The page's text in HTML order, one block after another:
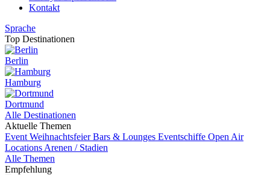
Kontakt
Sprache
Top Destinationen
Berlin
Hamburg
Dortmund
Alle Destinationen
Aktuelle Themen
Event WeihnachtsfeierBars & Lounges Eventschiffe Open Air
Locations Arenen / Stadien
Alle Themen
Empfehlung